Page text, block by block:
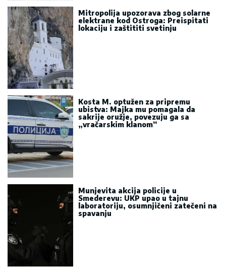
Mitropolija upozorava zbog solarne
elektrane kod Ostroga: Preispitati
lokaciju i zaštititi svetinju
Kosta M. optužen za pripremu
ubistva: Majka mu pomagala da
sakrije oružje, povezuju ga sa
„vračarskim klanom“
Munjevita akcija policije u
Smederevu: UKP upao u tajnu
laboratoriju, osumnjičeni zatečeni na
spavanju